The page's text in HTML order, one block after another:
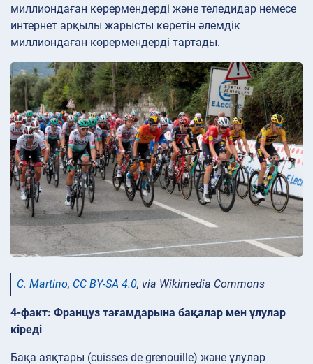
миллиондаған көрермендерді және теледидар немесе
интернет арқылы жарысты көретін әлемдік
миллиондаған көрермендерді тартады.
C. Martino, CC BY-SA 4.0, via Wikimedia Commons
4-факт: Француз тағамдарына бақалар мен ұлулар
кіреді
Бақа аяқтары (cuisses de grenouille) және ұлулар